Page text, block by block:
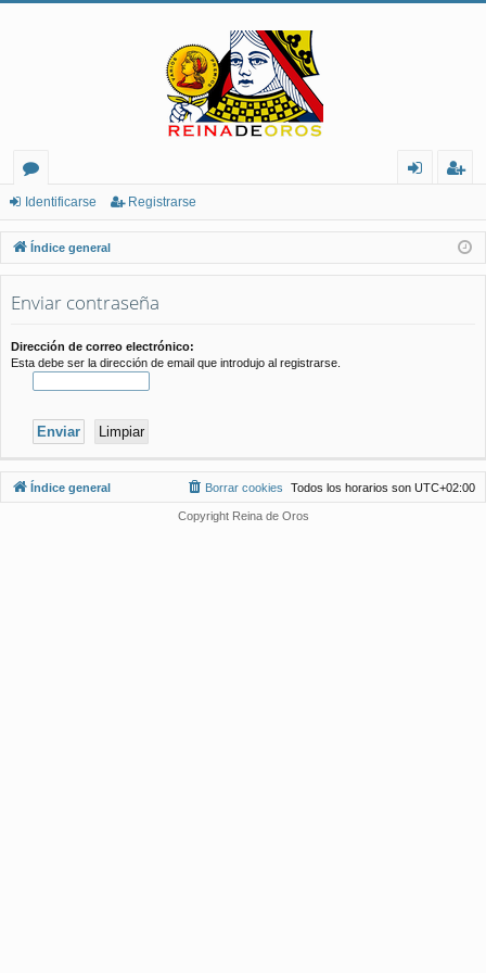
or
os
nt
ifi
ist
ra
Identificarse Registrarse
Índice general
Enviar contraseña
Dirección de correo electrónico:
Esta debe ser la dirección de email que introdujo al registrarse.
Índice general Todos los horarios son UTC+02:00
Borrar cookies
Copyright Reina de Oros